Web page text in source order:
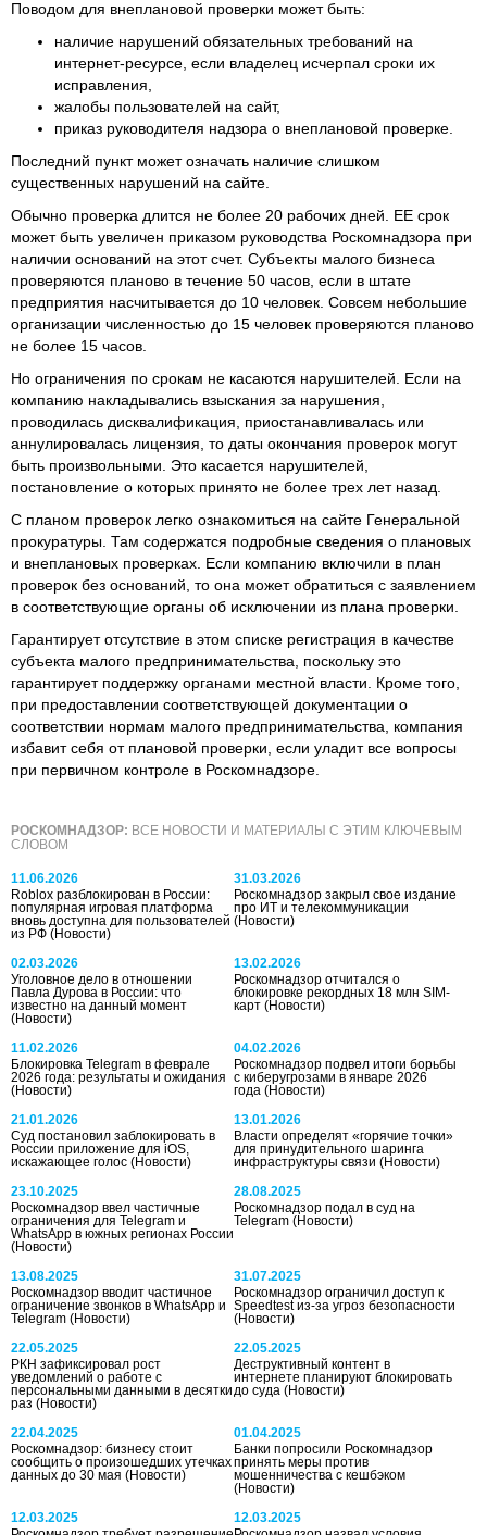
Поводом для внеплановой проверки может быть:
наличие нарушений обязательных требований на
интернет-ресурсе, если владелец исчерпал сроки их
исправления,
жалобы пользователей на сайт,
приказ руководителя надзора о внеплановой проверке.
Последний пункт может означать наличие слишком
существенных нарушений на сайте.
Обычно проверка длится не более 20 рабочих дней. ЕЕ срок
может быть увеличен приказом руководства Роскомнадзора при
наличии оснований на этот счет. Субъекты малого бизнеса
проверяются планово в течение 50 часов, если в штате
предприятия насчитывается до 10 человек. Совсем небольшие
организации численностью до 15 человек проверяются планово
не более 15 часов.
Но ограничения по срокам не касаются нарушителей. Если на
компанию накладывались взыскания за нарушения,
проводилась дисквалификация, приостанавливалась или
аннулировалась лицензия, то даты окончания проверок могут
быть произвольными. Это касается нарушителей,
постановление о которых принято не более трех лет назад.
С планом проверок легко ознакомиться на сайте Генеральной
прокуратуры. Там содержатся подробные сведения о плановых
и внеплановых проверках. Если компанию включили в план
проверок без оснований, то она может обратиться с заявлением
в соответствующие органы об исключении из плана проверки.
Гарантирует отсутствие в этом списке регистрация в качестве
субъекта малого предпринимательства, поскольку это
гарантирует поддержку органами местной власти. Кроме того,
при предоставлении соответствующей документации о
соответствии нормам малого предпринимательства, компания
избавит себя от плановой проверки, если уладит все вопросы
при первичном контроле в Роскомнадзоре.
РОСКОМНАДЗОР: ВСЕ НОВОСТИ И МАТЕРИАЛЫ С ЭТИМ КЛЮЧЕВЫМ
СЛОВОМ
11.06.2026
Roblox разблокирован в России:
популярная игровая платформа
вновь доступна для пользователей
из РФ (Новости)
31.03.2026
Роскомнадзор закрыл свое издание
про ИТ и телекоммуникации
(Новости)
02.03.2026
Уголовное дело в отношении
Павла Дурова в России: что
известно на данный момент
(Новости)
13.02.2026
Роскомнадзор отчитался о
блокировке рекордных 18 млн SIM-
карт(Новости)
11.02.2026
Блокировка Telegram в феврале
2026 года: результаты и ожидания
(Новости)
04.02.2026
Роскомнадзор подвел итоги борьбы
с киберугрозами в январе 2026
года(Новости)
21.01.2026
Суд постановил заблокировать в
России приложение для iOS,
искажающее голос (Новости)
13.01.2026
Власти определят «горячие точки»
для принудительного шаринга
инфраструктуры связи(Новости)
23.10.2025
Роскомнадзор ввел частичные
ограничения для Telegram и
WhatsApp в южных регионах России
(Новости)
28.08.2025
Роскомнадзор подал в суд на
Telegram(Новости)
13.08.2025
Роскомнадзор вводит частичное
ограничение звонков в WhatsApp и
Telegram (Новости)
31.07.2025
Роскомнадзор ограничил доступ к
Speedtest из-за угроз безопасности
(Новости)
22.05.2025
РКН зафиксировал рост
уведомлений о работе с
персональными данными в десятки
раз (Новости)
22.05.2025
Деструктивный контент в
интернете планируют блокировать
до суда(Новости)
22.04.2025
Роскомнадзор: бизнесу стоит
сообщить о произошедших утечках
данных до 30 мая (Новости)
01.04.2025
Банки попросили Роскомнадзор
принять меры против
мошенничества с кешбэком
(Новости)
12.03.2025
12.03.2025